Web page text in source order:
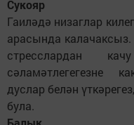
Сукояр
Гаиләдә низаглар
арасында
стресслардан
сәламәтлегегезне
дуслар белән
була.